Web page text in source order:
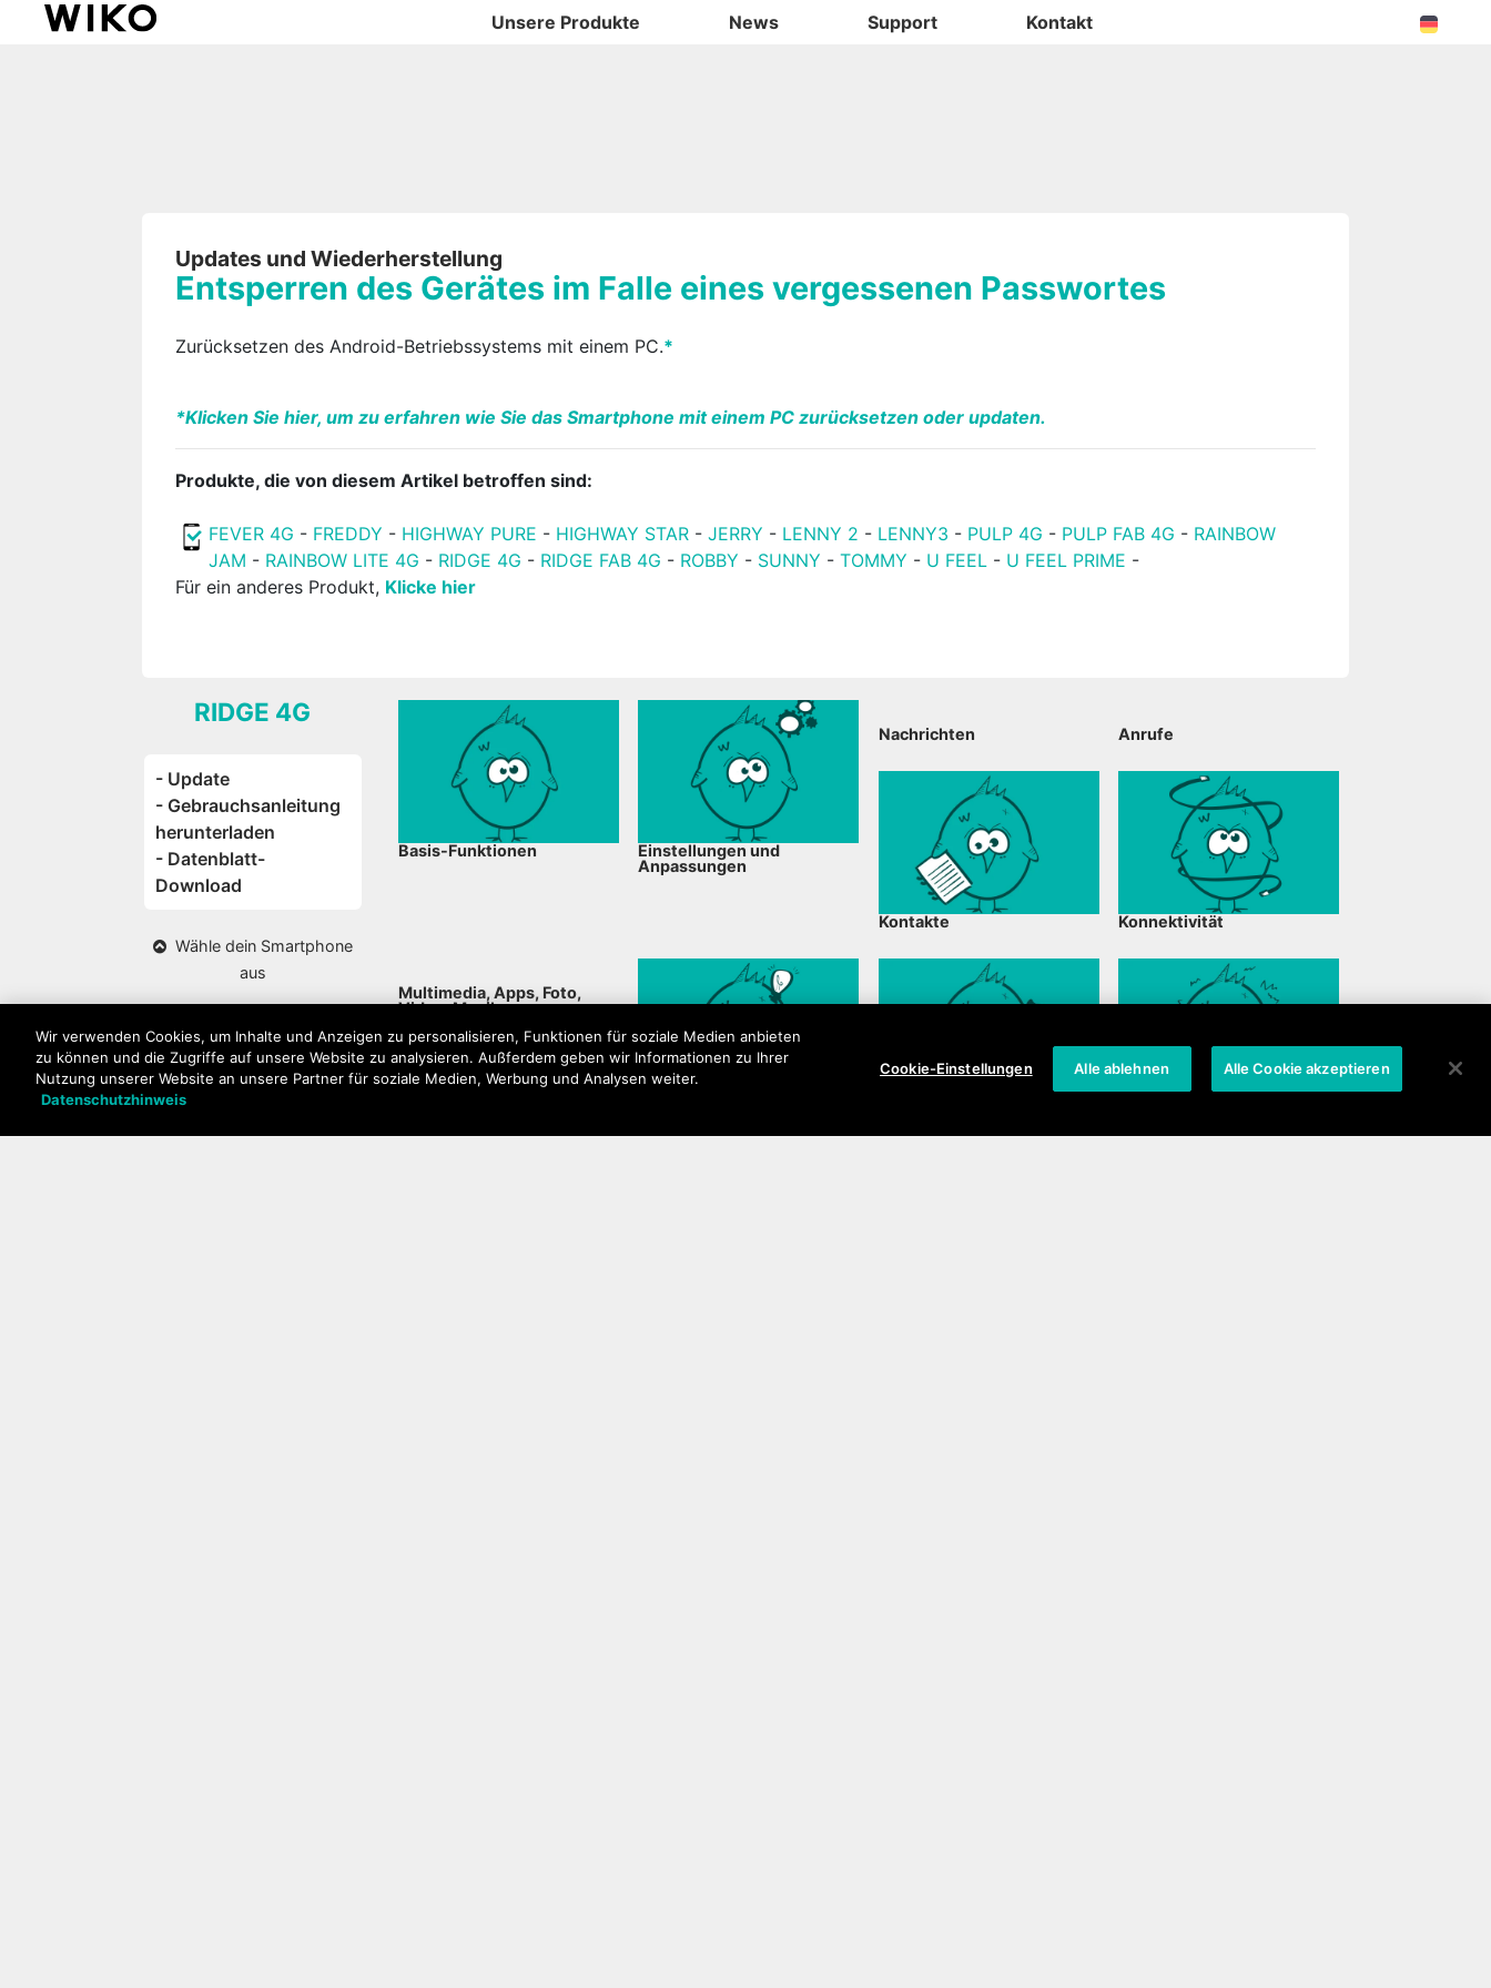
Unsere Produkte News Support Kontakt
Updates und Wiederherstellung
Entsperren des Gerätes im Falle eines vergessenen Passwortes
Zurücksetzen des Android-Betriebssystems mit einem PC.*
*Klicken Sie hier, um zu erfahren wie Sie das Smartphone mit einem PC zurücksetzen oder updaten.
Produkte, die von diesem Artikel betroffen sind:
FEVER 4G - FREDDY - HIGHWAY PURE - HIGHWAY STAR -JERRY - LENNY 2 - LENNY3 - PULP 4G - PULP FAB 4G - RAINBOW
JAM - RAINBOW LITE 4G - RIDGE 4G - RIDGE FAB 4G - ROBBY - SUNNY -TOMMY - U FEEL - U FEEL PRIME -
Für ein anderes Produkt, Klicke hier
RIDGE 4G
- Update
- Gebrauchsanleitung
herunterladen
- Datenblatt-
Download
Wähle dein Smartphone
aus
Basis-Funktionen
Einstellungen und
Anpassungen
Nachrichten Anrufe
Kontakte Konnektivität
Multimedia, Apps, Foto,
Video, Musik
Wir verwenden Cookies, um Inhalte und Anzeigen zu personalisieren, Funktionen für soziale Medien anbieten
zu können und die Zugriffe auf unsere Website zu analysieren. Außferdem geben wir Informationen zu Ihrer
Nutzung unserer Website an unsere Partner für soziale Medien, Werbung und Analysen weiter.
Datenschutzhinweis
Cookie-Einstellungen Alle ablehnen Alle Cookie akzeptieren